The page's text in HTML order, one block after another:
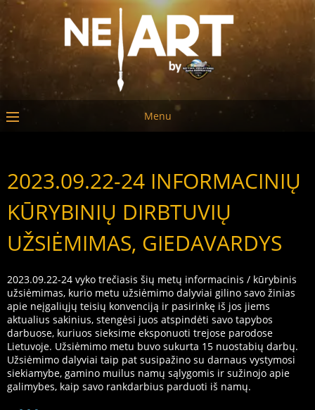
Menu
2023.09.22-24 INFORMACINIŲ
KŪRYBINIŲ DIRBTUVIŲ
UŽSIĖMIMAS, GIEDAVARDYS
2023.09.22-24 vyko trečiasis šių metų informacinis / kūrybinis
užsiėmimas, kurio metu užsiėmimo dalyviai gilino savo žinias
apie neįgaliųjų teisių konvenciją ir pasirinkę iš jos jiems
aktualius sakinius, stengėsi juos atspindėti savo tapybos
darbuose, kuriuos sieksime eksponuoti trejose parodose
Lietuvoje. Užsiėmimo metu buvo sukurta 15 nuostabių darbų.
Užsiėmimo dalyviai taip pat susipažino su darnaus vystymosi
siekiamybe, gamino muilus namų sąlygomis ir sužinojo apie
galimybes, kaip savo rankdarbius parduoti iš namų.